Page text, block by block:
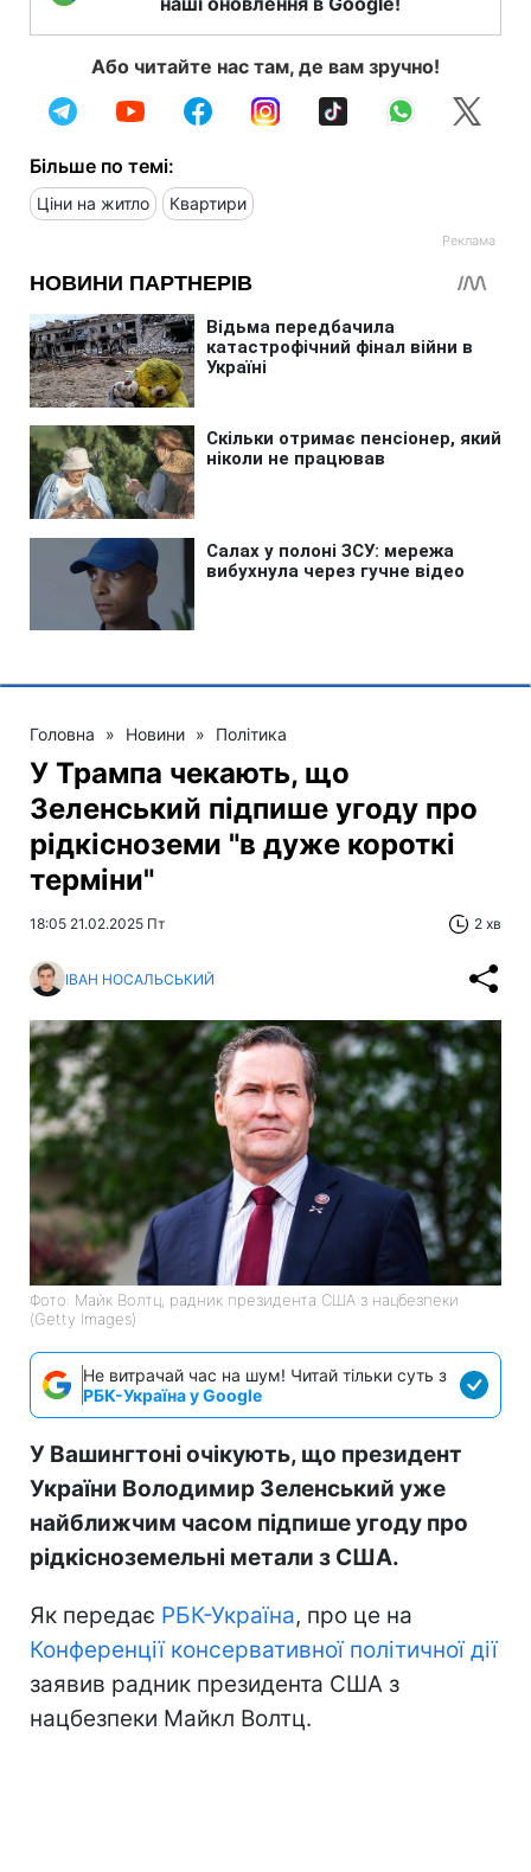
Або читайте нас там, де вам зручно!
Більше по темі:
Ціни на житло Квартири
Головна » Новини » Політика
У Трампа чекають, що
Зеленський підпише угоду про
рідкісноземи "в дуже короткі
терміни"
18:05 21.02.2025 Пт 2 хв
ІВАН НОСАЛЬСЬКИЙ
Фото: Майк Волтц, радник президента США з нацбезпеки
(Getty Images)
Не витрачай час на шум! Читай тільки суть з
РБК-Україна у Google
У Вашингтоні очікують, що президент
України Володимир Зеленський уже
найближчим часом підпише угоду про
рідкісноземельні метали з США.
Як передає РБК-Україна, про це на
Конференції консервативної політичної дії
заявив радник президента США з
нацбезпеки Майкл Волтц.